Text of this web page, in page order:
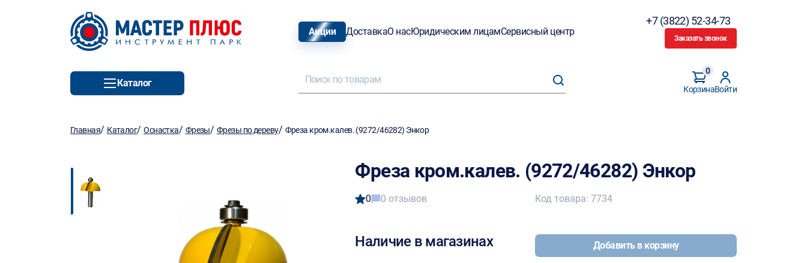
Акции ДоставкаО насЮридическим лицамСервисный центр
+7 (3822) 52-34-73
Заказать звонок
Каталог
Корзина
0
Войти
Главная/ Каталог/Оснастка/ Фрезы/ Фрезы по дереву/ Фреза кром.калев. (9272/46282) Энкор
Фреза кром.калев. (9272/46282) Энкор
0 0 отзывов
Наличие в магазинах
Код товара: 7734
Добавить в корзину